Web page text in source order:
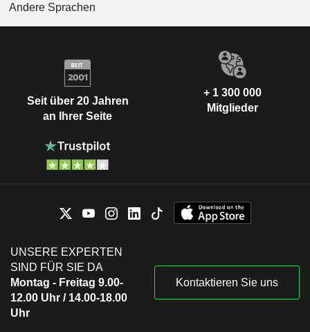
Andere Sprachen
Seit über 20 Jahren
an Ihrer Seite
+ 1 300 000
Mitglieder
UNSERE EXPERTEN
SIND FÜR SIE DA
Montag - Freitag 9.00-
12.00 Uhr / 14.00-18.00
Uhr
Kontaktieren Sie uns